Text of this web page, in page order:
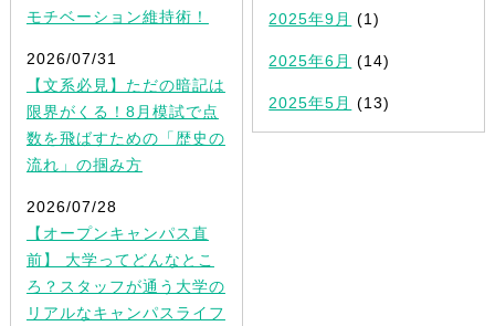
モチベーション維持術！
2026/07/31
【文系必見】ただの暗記は
限界がくる！8月模試で点
数を飛ばすための「歴史の
流れ」の掴み方
2026/07/28
【オープンキャンパス直
前】 大学ってどんなとこ
ろ？スタッフが通う大学の
リアルなキャンパスライフ
2025年9月 (1)
2025年6月 (14)
2025年5月 (13)